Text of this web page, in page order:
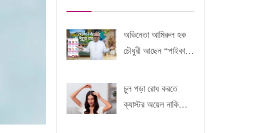
অভিনেতা আমিরুল হক
চৌধুরী আছেন “পাইকারী”
চুল পড়া রোধ করতে
ক্যাস্টর অয়েল নাকি